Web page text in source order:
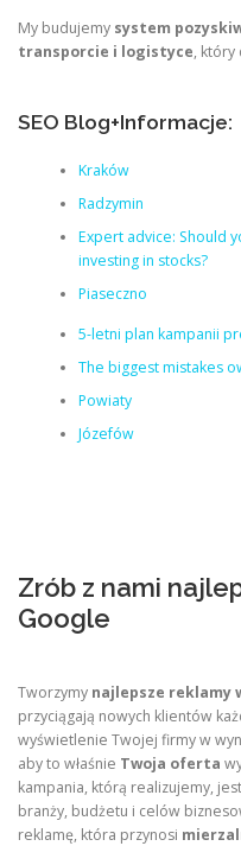
My budujemy system
transporcie i logistyce, który
SEO Blog+Informacje:
Kraków
Radzymin
Expert advice: Should
investing in stocks?
Piaseczno
5-letni plan kampanii
The biggest mistakes
Powiaty
Józefów
Zrób z nami
Google
Tworzymy najlepsze reklamy
przyciągają nowych klientów
wyświetlenie Twojej firmy w
aby to właśnie Twoja oferta
kampania, którą realizujemy, jest
branży, budżetu i celów
reklamę, która przynosi